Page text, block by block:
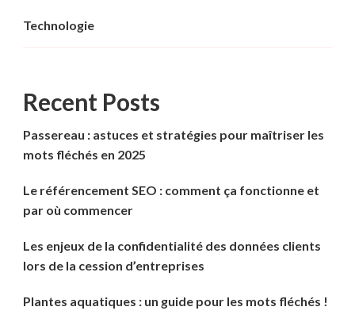
Technologie
Recent Posts
Passereau : astuces et stratégies pour maîtriser les
mots fléchés en 2025
Le référencement SEO : comment ça fonctionne et
par où commencer
Les enjeux de la confidentialité des données clients
lors de la cession d’entreprises
Plantes aquatiques : un guide pour les mots fléchés !